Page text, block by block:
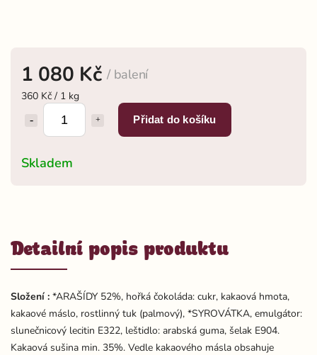
1 080 Kč/ balení
360 Kč / 1 kg
Přidat do košíku
Skladem
Detailní popis produktu
Složení : *ARAŠÍDY 52%, hořká čokoláda: cukr, kakaová hmota,
kakaové máslo, rostlinný tuk (palmový), *SYROVÁTKA, emulgátor:
slunečnicový lecitin E322, leštidlo: arabská guma, šelak E904.
Kakaová sušina min. 35%. Vedle kakaového másla obsahuje